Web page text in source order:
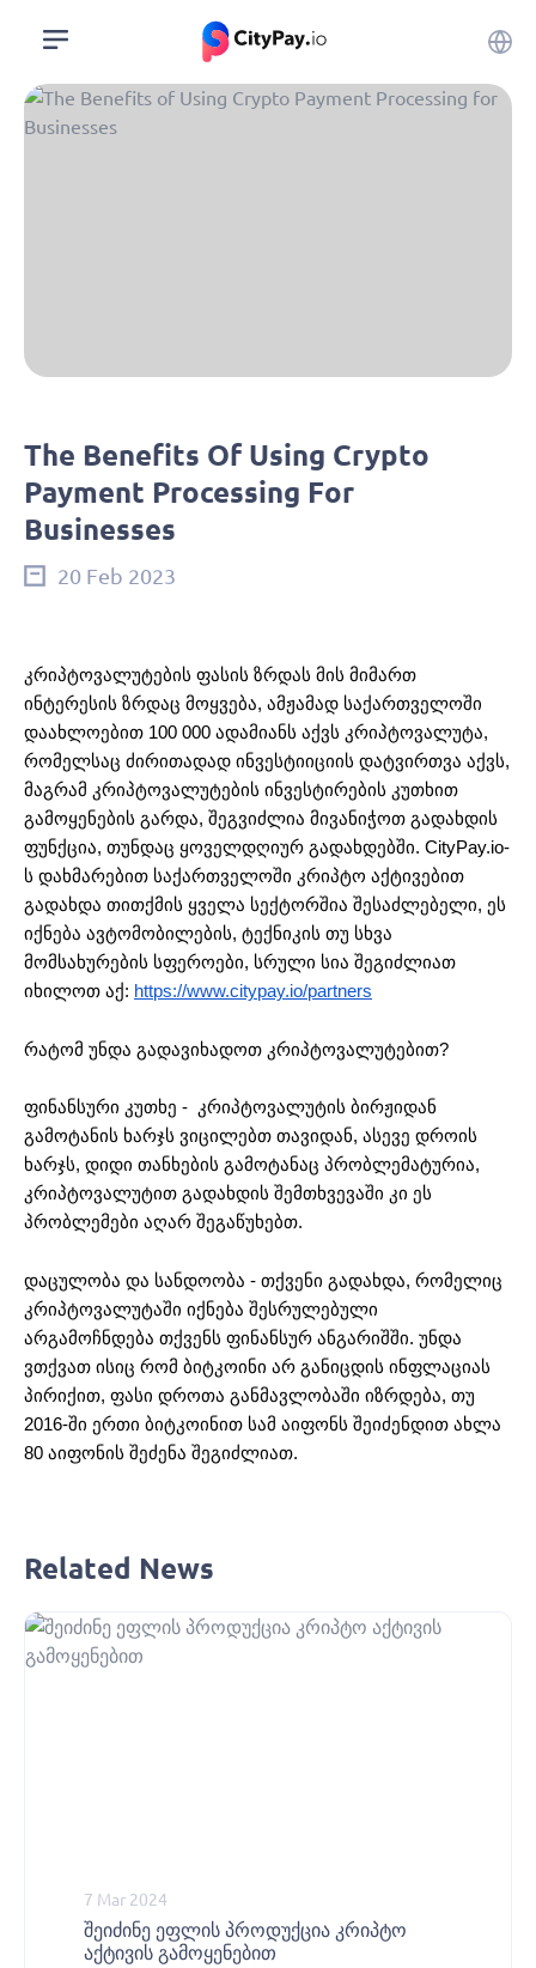
The Benefits Of Using Crypto
Payment Processing For
Businesses
20 Feb 2023
კრიპტოვალუტების ფასის ზრდას მის მიმართ
ინტერესის ზრდაც მოყვება, ამჟამად საქართველოში
დაახლოებით 100 000 ადამიანს აქვს კრიპტოვალუტა,
რომელსაც ძირითადად ინვესტიიციის დატვირთვა აქვს,
მაგრამ კრიპტოვალუტების ინვესტირების კუთხით
გამოყენების გარდა, შეგვიძლია მივანიჭოთ გადახდის
ფუნქცია, თუნდაც ყოველდღიურ გადახდებში. CityPay.io-
ს დახმარებით საქართველოში კრიპტო აქტივებით
გადახდა თითქმის ყველა სექტორშია შესაძლებელი, ეს
იქნება ავტომობილების, ტექნიკის თუ სხვა
მომსახურების სფეროები, სრული სია შეგიძლიათ
იხილოთ აქ: https://www.citypay.io/partners
რატომ უნდა გადავიხადოთ კრიპტოვალუტებით?
ფინანსური კუთხე - კრიპტოვალუტის ბირჟიდან
გამოტანის ხარჯს ვიცილებთ თავიდან, ასევე დროის
ხარჯს, დიდი თანხების გამოტანაც პრობლემატურია,
კრიპტოვალუტით გადახდის შემთხვევაში კი ეს
პრობლემები აღარ შეგაწუხებთ.
დაცულობა და სანდოობა - თქვენი გადახდა, რომელიც
კრიპტოვალუტაში იქნება შესრულებული
არგამოჩნდება თქვენს ფინანსურ ანგარიშში. უნდა
ვთქვათ ისიც რომ ბიტკოინი არ განიცდის ინფლაციას
პირიქით, ფასი დროთა განმავლობაში იზრდება, თუ
2016-ში ერთი ბიტკოინით სამ აიფონს შეიძენდით ახლა
80 აიფონის შეძენა შეგიძლიათ.
Related News
შეიძინე ეფლის პროდუქცია კრიპტო
აქტივის გამოყენებით
7 Mar 2024